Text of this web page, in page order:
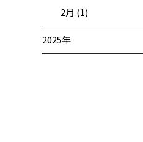
2月 (1)
2025年